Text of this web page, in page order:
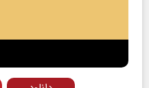
Video